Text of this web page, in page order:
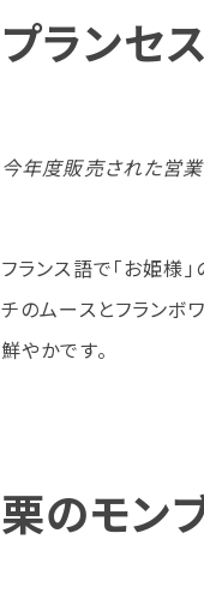
プランセス
今年度販売された営
フランス語で「お姫様
チのムースとフランボ
鮮やかです。
栗のモン